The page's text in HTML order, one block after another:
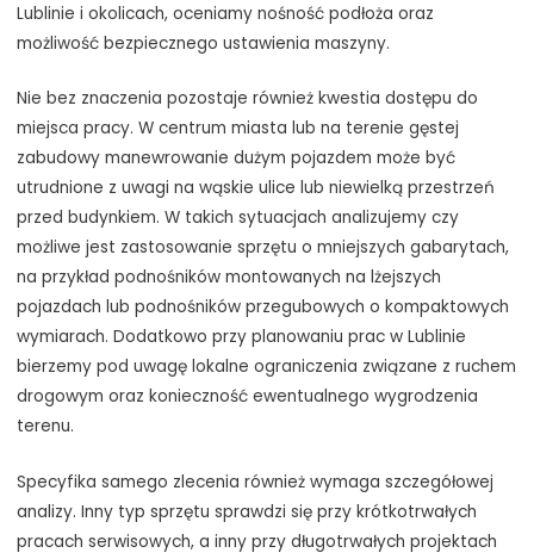
Lublinie i okolicach, oceniamy nośność podłoża oraz
możliwość bezpiecznego ustawienia maszyny.
Nie bez znaczenia pozostaje również kwestia dostępu do
miejsca pracy. W centrum miasta lub na terenie gęstej
zabudowy manewrowanie dużym pojazdem może być
utrudnione z uwagi na wąskie ulice lub niewielką przestrzeń
przed budynkiem. W takich sytuacjach analizujemy czy
możliwe jest zastosowanie sprzętu o mniejszych gabarytach,
na przykład podnośników montowanych na lżejszych
pojazdach lub podnośników przegubowych o kompaktowych
wymiarach. Dodatkowo przy planowaniu prac w Lublinie
bierzemy pod uwagę lokalne ograniczenia związane z ruchem
drogowym oraz konieczność ewentualnego wygrodzenia
terenu.
Specyfika samego zlecenia również wymaga szczegółowej
analizy. Inny typ sprzętu sprawdzi się przy krótkotrwałych
pracach serwisowych, a inny przy długotrwałych projektach